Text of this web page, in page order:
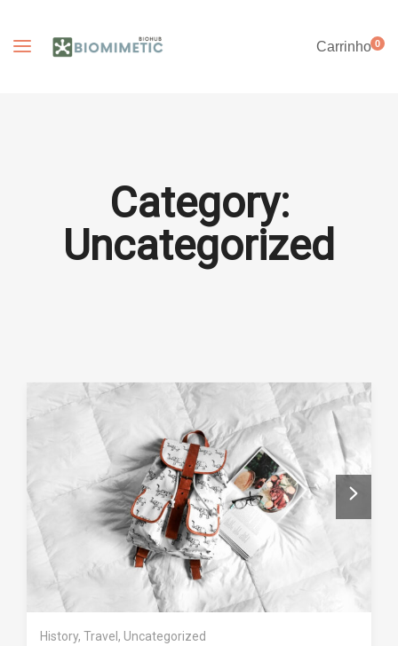
Carrinho0
Category:
Uncategorized
History, Travel , Uncategorized